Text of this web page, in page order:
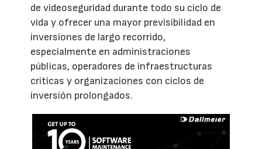
de videoseguridad durante todo su ciclo de
vida y ofrecer una mayor previsibilidad en
inversiones de largo recorrido,
especialmente en administraciones
públicas, operadores de infraestructuras
críticas y organizaciones con ciclos de
inversión prolongados.